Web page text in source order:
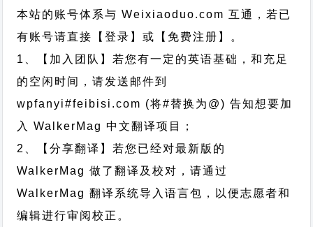
本站的账号体系与Weixiaoduo.com 互通，若已
有账号请直接【登录】或【免费注册】。
1、【加入团队】若您有一定的英语基础，和充足
的空闲时间，请发送邮件到
wpfanyi#feibisi.com (将#替换为@) 告知想要加
入 WalkerMag 中文翻译项目；
2、【分享翻译】若您已经对最新版的
WalkerMag 做了翻译及校对，请通过
WalkerMag 翻译系统导入语言包，以便志愿者和
编辑进行审阅校正。